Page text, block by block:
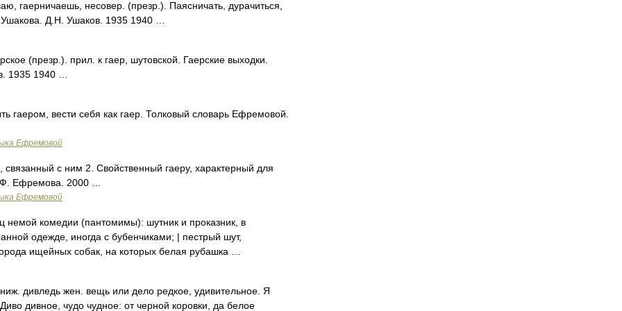
гаерничаешь, несовер. (презр.). Паясничать, дурачиться,
Ушакова. Д.Н. Ушаков. 1935 1940 …
(презр.). прил. к гаер, шутовской. Гаерские выходки.
1935 1940 …
гаером, вести себя как гаер. Толковый словарь Ефремовой.
Ефремовой
с ним 2. Свойственный гаеру, характерный для
Ефремова. 2000 …
Ефремовой
комедии (пантомимы): шутник и проказник, в
одежде, иногда с бубенчиками; | пестрый шут,
ищейных собак, на которых белая рубашка …
дивледь жен. вещь или дело редкое, удивительное. Я
дивное, чудо чудное: от черной коровки, да белое